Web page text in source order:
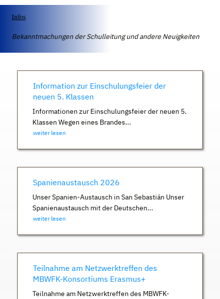
Infos
Bekanntmachungen der Schulleitung und andere Neuigkeiten
Information zur Einschulungsfeier der
neuen 5. Klassen
Informationen zur Einschulungsfeier der neuen 5.
Klassen Wegen eines Brandes...
weiter lesen
Spanienaustausch 2026
Unser Spanien-Austausch in San Sebastián Unser
Spanienaustausch mit der Deutschen...
weiter lesen
Teilnahme am Netzwerktreffen des
MBWFK-Konsortiums Erasmus+
Teilnahme am Netzwerktreffen des MBWFK-